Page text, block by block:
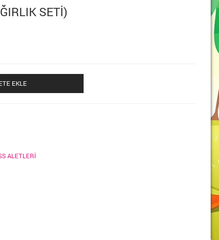
SETI)
EKLE
ALETLERİ